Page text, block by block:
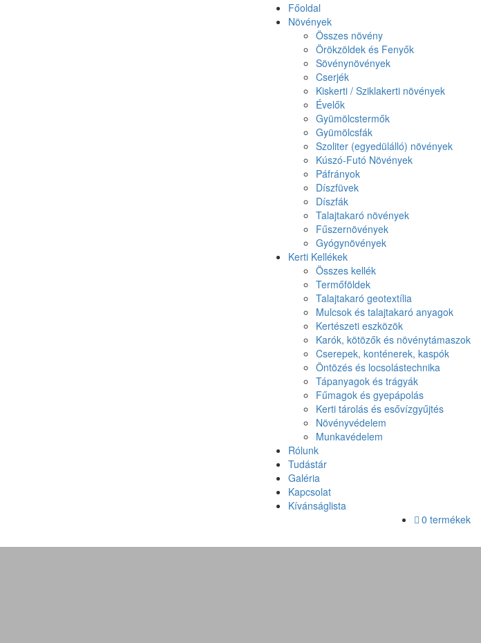
Főoldal
Növények
Összes növény
Örökzöldek és Fenyők
Sövénynövények
Cserjék
Kiskerti / Sziklakerti növények
Évelők
Gyümölcstermők
Gyümölcsfák
Szoliter (egyedülálló) növények
Kúszó-Futó Növények
Páfrányok
Díszfüvek
Díszfák
Talajtakaró növények
Fűszernövények
Gyógynövények
Kerti Kellékek
Összes kellék
Termőföldek
Talajtakaró geotextília
Mulcsok és talajtakaró anyagok
Kertészeti eszközök
Karók, kötözők és növénytámaszok
Cserepek, konténerek, kaspók
Öntözés és locsolástechnika
Tápanyagok és trágyák
Fűmagok és gyepápolás
Kerti tárolás és esővízgyűjtés
Növényvédelem
Munkavédelem
Rólunk
Tudástár
Galéria
Kapcsolat
Kívánságlista
0 termékek